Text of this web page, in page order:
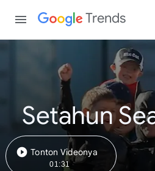
Trends
Setahun
Tonton Videonya
01:31